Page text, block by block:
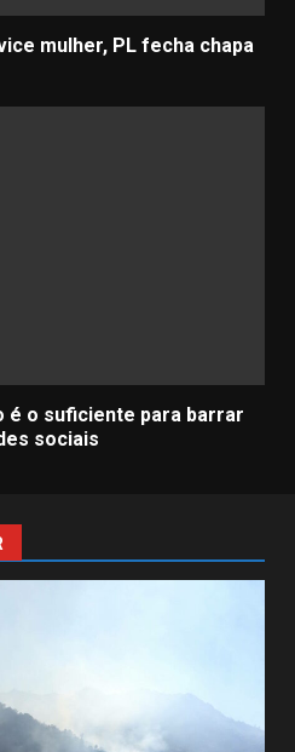
mulher, PL fecha chapa
é o suficiente para barrar
sociais